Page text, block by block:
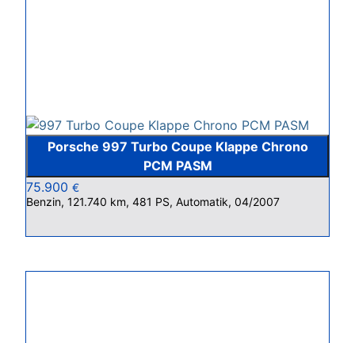
Porsche 997 Turbo Coupe Klappe Chrono
PCM PASM
75.900 €
Benzin, 121.740 km, 481 PS, Automatik, 04/2007